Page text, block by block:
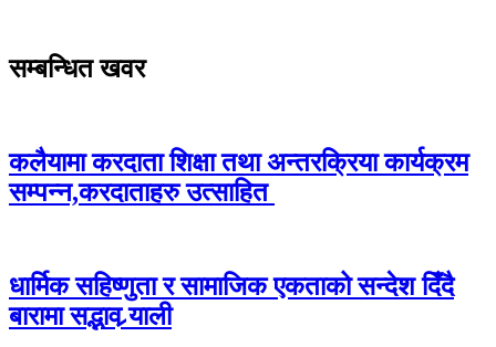
सम्बन्धित खवर
कलैयामा करदाता शिक्षा तथा अन्तरक्रिया कार्यक्रम
सम्पन्न,करदाताहरु उत्साहित
धार्मिक सहिष्णुता र सामाजिक एकताको सन्देश दिँदै
बारामा सद्भाव र्‍याली